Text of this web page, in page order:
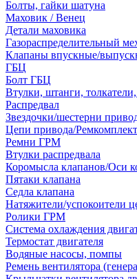
Болты, гайки шатуна
Маховик / Венец
Детали маховика
Газораспределительный
Клапаны впускные/
ГБЦ
Болт ГБЦ
Втулки, штанги,
Распредвал
Звездочки/шестерни
Цепи привода/
Ремни ГРМ
Втулки распредвала
Коромысла клапанов/Оси
Пятаки клапана
Седла клапана
Натяжители/успокоители
Ролики ГРМ
Система охлаждения
Термостат двигателя
Водяные насосы, помпы
Ремень вентилятора